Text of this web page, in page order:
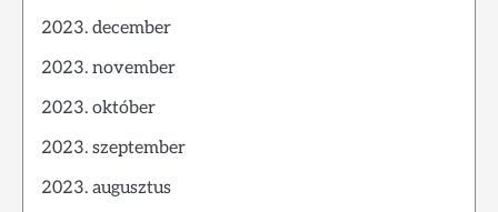
2023. december
2023. november
2023. október
2023. szeptember
2023. augusztus